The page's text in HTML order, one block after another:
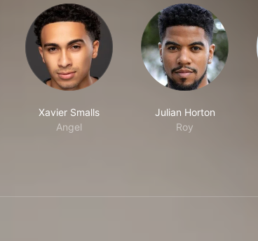
Xavier Smalls
Angel
Julian Horton
Roy